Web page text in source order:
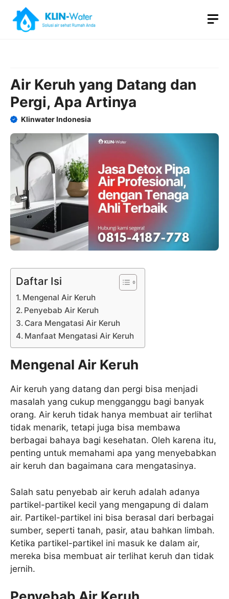
content
Air Keruh yang Datang dan
Pergi, Apa Artinya
Klinwater Indonesia
Daftar Isi
Mengenal Air Keruh
Penyebab Air Keruh
Cara Mengatasi Air Keruh
Manfaat Mengatasi Air Keruh
Mengenal Air Keruh
Air keruh yang datang dan pergi bisa menjadi
masalah yang cukup mengganggu bagi banyak
orang. Air keruh tidak hanya membuat air terlihat
tidak menarik, tetapi juga bisa membawa
berbagai bahaya bagi kesehatan. Oleh karena itu,
penting untuk memahami apa yang menyebabkan
air keruh dan bagaimana cara mengatasinya.
Salah satu penyebab air keruh adalah adanya
partikel-partikel kecil yang mengapung di dalam
air. Partikel-partikel ini bisa berasal dari berbagai
sumber, seperti tanah, pasir, atau bahkan limbah.
Ketika partikel-partikel ini masuk ke dalam air,
mereka bisa membuat air terlihat keruh dan tidak
jernih.